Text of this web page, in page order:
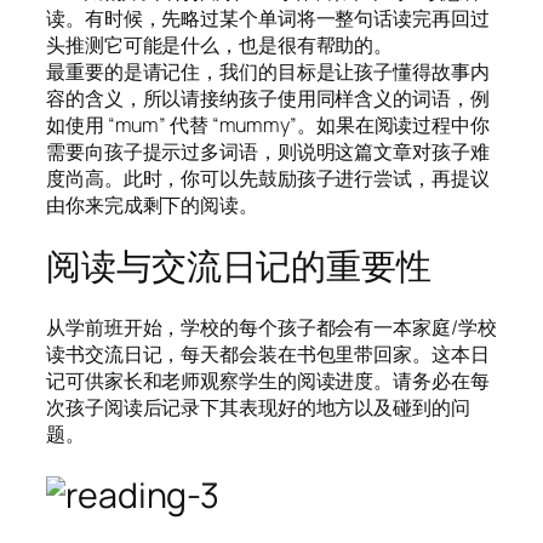
读。有时候，先略过某个单词将一整句话读完再回过
头推测它可能是什么，也是很有帮助的。
最重要的是请记住，我们的目标是让孩子懂得故事内
容的含义，所以请接纳孩子使用同样含义的词语，例
如使用 “mum” 代替 “mummy”。如果在阅读过程中你
需要向孩子提示过多词语，则说明这篇文章对孩子难
度尚高。此时，你可以先鼓励孩子进行尝试，再提议
由你来完成剩下的阅读。
阅读与交流日记的重要性
从学前班开始，学校的每个孩子都会有一本家庭/学校
读书交流日记，每天都会装在书包里带回家。这本日
记可供家长和老师观察学生的阅读进度。请务必在每
次孩子阅读后记录下其表现好的地方以及碰到的问
题。